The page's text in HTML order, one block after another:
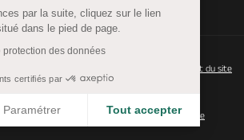
par la suite, cliquez sur le lien
dans le pied de page.
des données
certifiés par
Paramétrer Tout accepter
Fonctionnement du site
Réservation-Accessibilité : partiellement conforme